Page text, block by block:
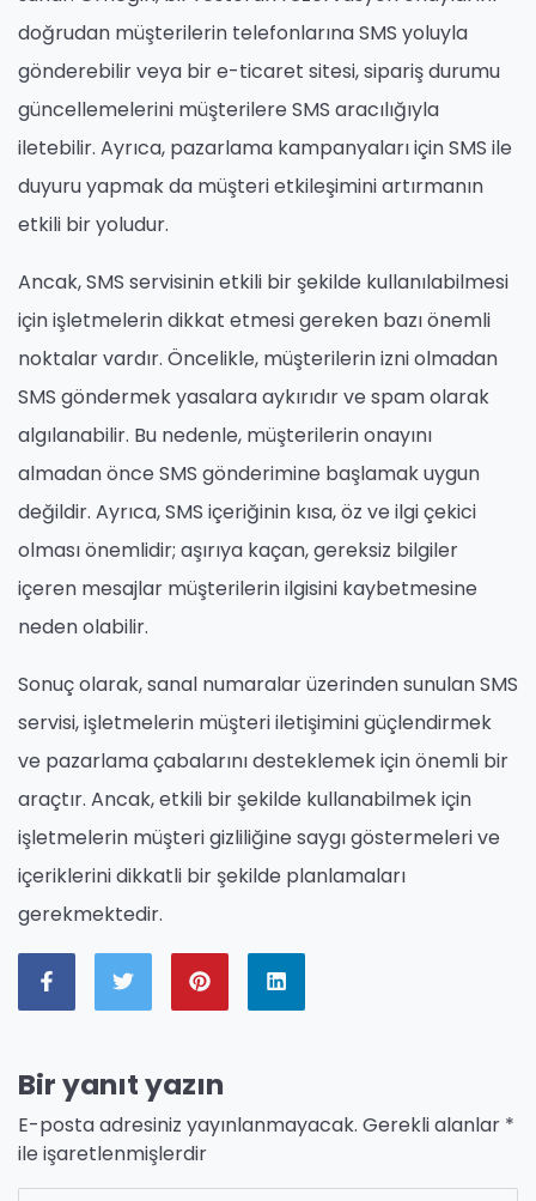
doğrudan müşterilerin telefonlarına SMS yoluyla
gönderebilir veya bir e-ticaret sitesi, sipariş durumu
güncellemelerini müşterilere SMS aracılığıyla
iletebilir. Ayrıca, pazarlama kampanyaları için SMS ile
duyuru yapmak da müşteri etkileşimini artırmanın
etkili bir yoludur.
Ancak, SMS servisinin etkili bir şekilde kullanılabilmesi
için işletmelerin dikkat etmesi gereken bazı önemli
noktalar vardır. Öncelikle, müşterilerin izni olmadan
SMS göndermek yasalara aykırıdır ve spam olarak
algılanabilir. Bu nedenle, müşterilerin onayını
almadan önce SMS gönderimine başlamak uygun
değildir. Ayrıca, SMS içeriğinin kısa, öz ve ilgi çekici
olması önemlidir; aşırıya kaçan, gereksiz bilgiler
içeren mesajlar müşterilerin ilgisini kaybetmesine
neden olabilir.
Sonuç olarak, sanal numaralar üzerinden sunulan SMS
servisi, işletmelerin müşteri iletişimini güçlendirmek
ve pazarlama çabalarını desteklemek için önemli bir
araçtır. Ancak, etkili bir şekilde kullanabilmek için
işletmelerin müşteri gizliliğine saygı göstermeleri ve
içeriklerini dikkatli bir şekilde planlamaları
gerekmektedir.
Bir yanıt yazın
E-posta adresiniz yayınlanmayacak. Gerekli alanlar *
ile işaretlenmişlerdir